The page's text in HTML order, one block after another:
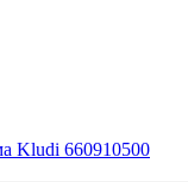
Kludi 660910500